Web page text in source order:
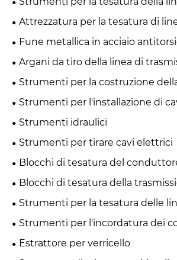
trasmissione
Attrezzatura per la tesatura di
Fune metallica in acciaio
Argani da tiro della linea di
Strumenti per la costruzione
Strumenti per l'installazione di
Strumenti idraulici
Strumenti per tirare cavi elettrici
Blocchi di tesatura del
Blocchi di tesatura della
Strumenti per la tesatura delle
Strumenti per l'incordatura dei
Estrattore per verricello